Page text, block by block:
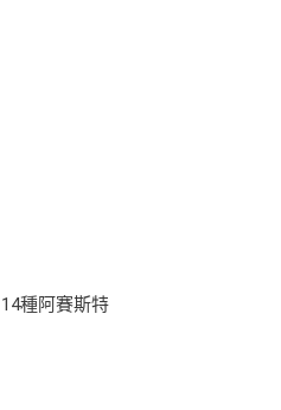
種阿賽斯特